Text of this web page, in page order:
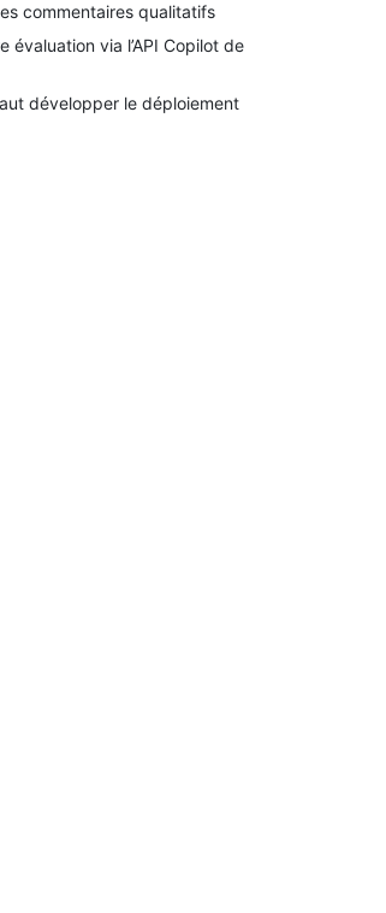
commentaires qualitatifs
évaluation via l’API Copilot de
développer le déploiement